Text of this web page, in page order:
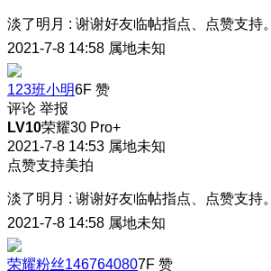
淡了明月 : 谢谢好友临帖指点、点赞支持。
2021-7-8 14:58 属地未知
123班小明6F 赞
评论 举报
LV10荣耀30 Pro+
2021-7-8 14:53 属地未知
点赞支持美拍
淡了明月 : 谢谢好友临帖指点、点赞支持。
2021-7-8 14:58 属地未知
荣耀粉丝1467640807F 赞